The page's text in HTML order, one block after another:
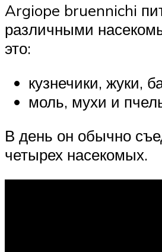
Argiope bruennichi
различными
это:
кузнечики, жуки,
моль, мухи и
В день он обычно
четырех насекомых.